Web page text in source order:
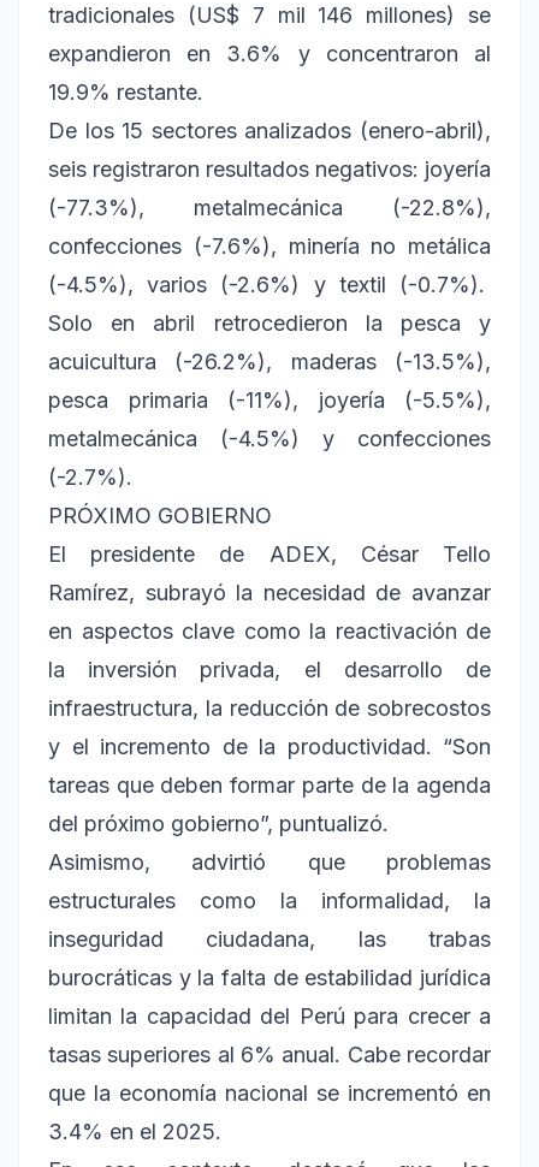
tradicionales (US$ 7 mil 146 millones) se
expandieron en 3.6% y concentraron al
19.9% restante.
De los 15 sectores analizados (enero-abril),
seis registraron resultados negativos: joyería
(-77.3%), metalmecánica (-22.8%),
confecciones (-7.6%), minería no metálica
(-4.5%), varios (-2.6%) y textil (-0.7%).
Solo en abril retrocedieron la pesca y
acuicultura (-26.2%), maderas (-13.5%),
pesca primaria (-11%), joyería (-5.5%),
metalmecánica (-4.5%) y confecciones
(-2.7%).
PRÓXIMO GOBIERNO
El presidente de ADEX, César Tello
Ramírez, subrayó la necesidad de avanzar
en aspectos clave como la reactivación de
la inversión privada, el desarrollo de
infraestructura, la reducción de sobrecostos
y el incremento de la productividad. “Son
tareas que deben formar parte de la agenda
del próximo gobierno”, puntualizó.
Asimismo, advirtió que problemas
estructurales como la informalidad, la
inseguridad ciudadana, las trabas
burocráticas y la falta de estabilidad jurídica
limitan la capacidad del Perú para crecer a
tasas superiores al 6% anual. Cabe recordar
que la economía nacional se incrementó en
3.4% en el 2025.